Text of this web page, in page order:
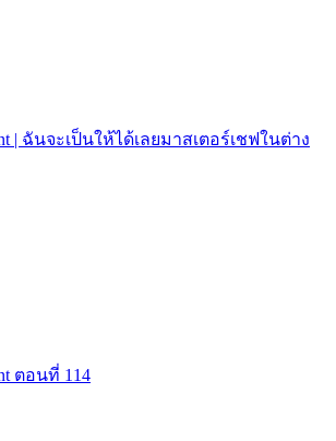
| ฉันจะเป็นให้ได้เลยมาสเตอร์เชฟในต่าง
ตอนที่ 114